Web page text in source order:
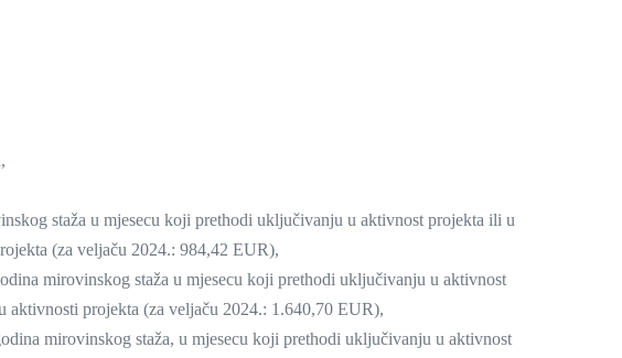
staža u mjesecu koji prethodi uključivanju u aktivnost projekta ili u
(za veljaču 2024.: 984,42 EUR),
mirovinskog staža u mjesecu koji prethodi uključivanju u aktivnost
projekta (za veljaču 2024.: 1.640,70 EUR),
mirovinskog staža, u mjesecu koji prethodi uključivanju u aktivnost